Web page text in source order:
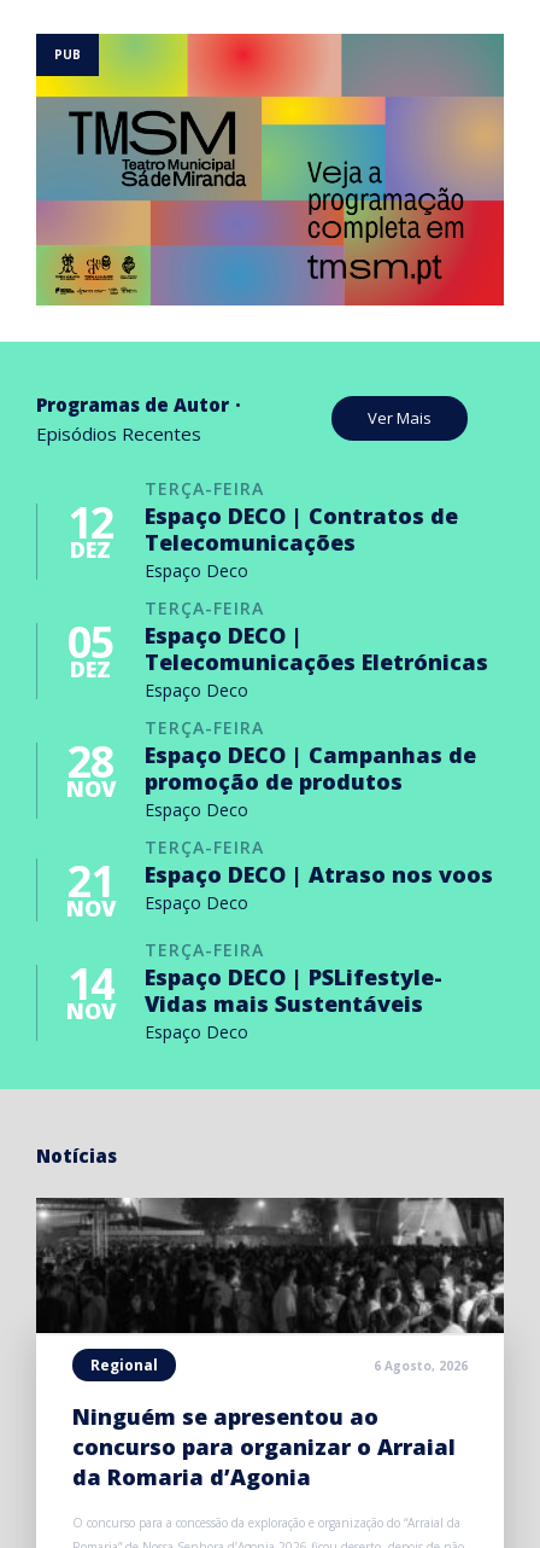
Programas de Autor
Episódios Recentes
Ver Mais
TERÇA-FEIRA
12
DEZ
Espaço DECO | Contratos de
Telecomunicações
Espaço Deco
TERÇA-FEIRA
05
DEZ
Espaço DECO |
Telecomunicações Eletrónicas
Espaço Deco
TERÇA-FEIRA
28
NOV
Espaço DECO | Campanhas de
promoção de produtos
Espaço Deco
TERÇA-FEIRA
21
NOV
Espaço DECO | Atraso nos voos
Espaço Deco
TERÇA-FEIRA
14
NOV
Espaço DECO | PSLifestyle-
Vidas mais Sustentáveis
Espaço Deco
Notícias
Regional 6 Agosto, 2026
Ninguém se apresentou ao
concurso para organizar o Arraial
da Romaria d’Agonia
O concurso para a concessão da exploração e organização do “Arraial da